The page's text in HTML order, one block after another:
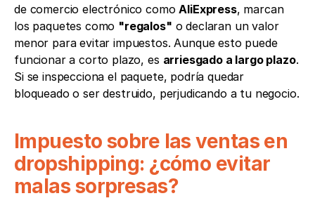
de comercio electrónico como AliExpress, marcan
los paquetes como "regalos" o declaran un valor
menor para evitar impuestos. Aunque esto puede
funcionar a corto plazo, es arriesgado a largo plazo.
Si se inspecciona el paquete, podría quedar
bloqueado o ser destruido, perjudicando a tu negocio.
Impuesto sobre las ventas en
dropshipping: ¿cómo evitar
malas sorpresas?